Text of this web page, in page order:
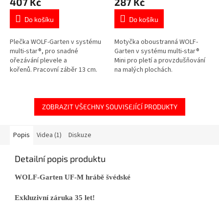
Do košíku
Plečka WOLF-Garten v systému
multi-star®, pro snadné
ořezávání plevele a
kořenů. Pracovní záběr 13 cm.
Do košíku
Motyčka oboustranná WOLF-
Garten v systému multi-star®
Mini pro pletí a provzdušňování
na malých plochách.
ZOBRAZIT VŠECHNY SOUVISEJÍCÍ PRODUKTY
Popis Videa (1) Diskuze
Detailní popis produktu
WOLF-Garten UF-M hrábě švédské
Exkluzivní záruka 35 let!